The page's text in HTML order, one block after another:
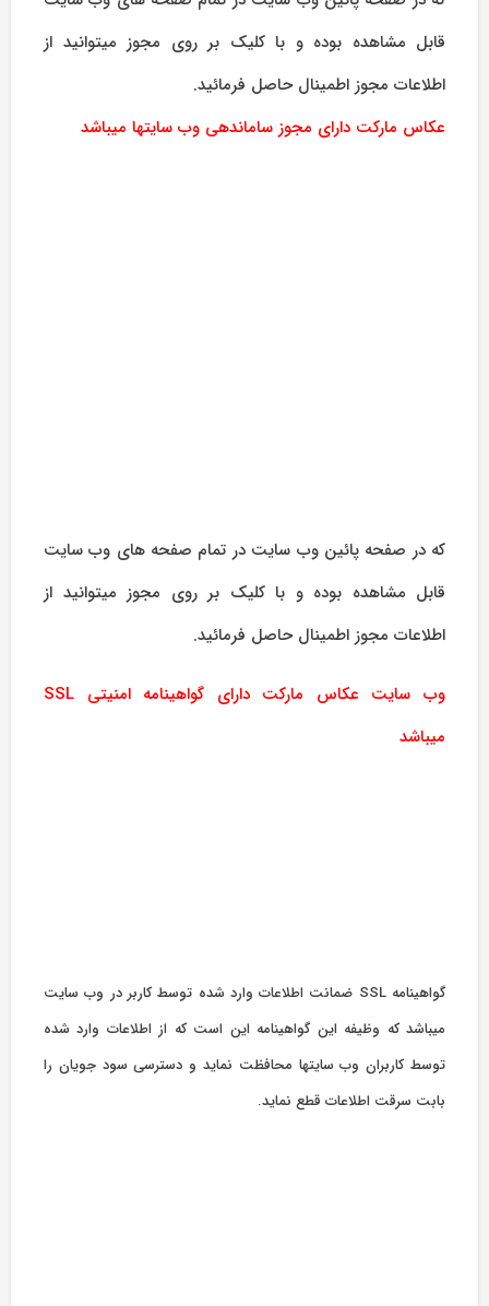
قابل مشاهده بوده و با کلیک بر روی مجوز میتوانید از
اطلاعات مجوز اطمینال حاصل فرمائید.
عکاس مارکت دارای مجوز ساماندهی وب سایتها میباشد
که در صفحه پائین وب سایت در تمام صفحه های وب سایت
قابل مشاهده بوده و با کلیک بر روی مجوز میتوانید از
اطلاعات مجوز اطمینال حاصل فرمائید.
وب سایت عکاس مارکت دارای گواهینامه امنیتی SSL
میباشد
گواهینامه SSL ضمانت اطلاعات وارد شده توسط کاربر در وب سایت
میباشد که وظیفه این گواهینامه این است که از اطلاعات وارد شده
توسط کاربران وب سایتها محافظت نماید و دسترسی سود جویان را
بابت سرقت اطلاعات قطع نماید.